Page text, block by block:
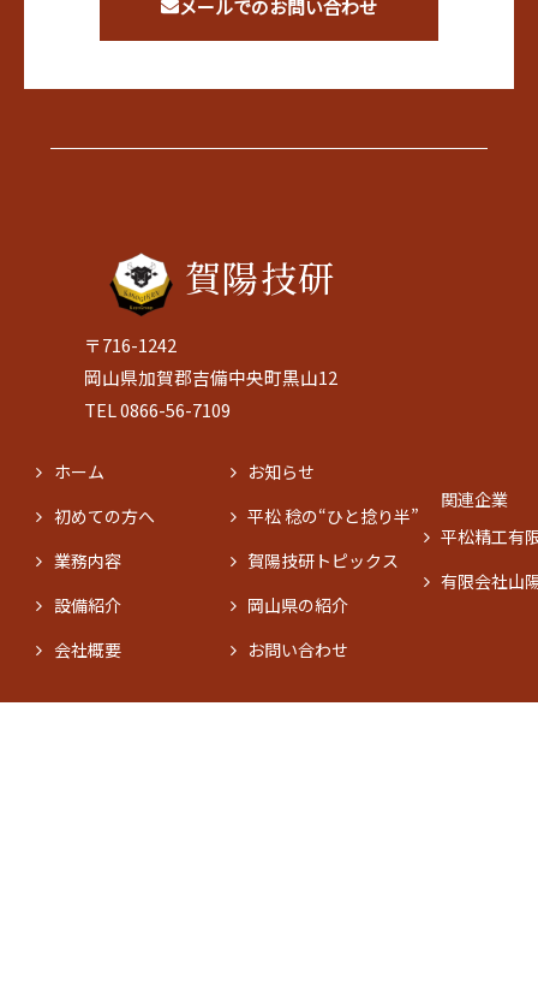
メールでのお問い合わせ
賀陽技研
〒716-1242
岡山県加賀郡吉備中央町黒山12
TEL 0866-56-7109
ホーム
初めての方へ
業務内容
設備紹介
会社概要
お知らせ
平松 稔の“ひと捻り半”
賀陽技研トピックス
岡山県の紹介
お問い合わせ
関連企業
平松精工有
有限会社山